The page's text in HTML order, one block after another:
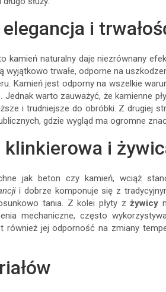
i
naturalny daje niezrównany
trwałe, odporne na
Kamień jest odporny na wszelkie
warto zauważyć, że kamienne
i trudniejsze do obróbki. Z drugiej
gdzie wygląd ma ogromne
klinkierowa i
jak beton czy kamień, wciąż
i dobrze komponuje się z
tania. Z kolei płyty zżywicy
mechaniczne, często
również jej odporność na zmiany